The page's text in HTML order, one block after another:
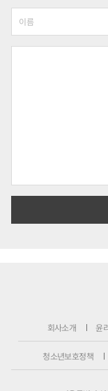
회사소개 윤
청소년보호정책